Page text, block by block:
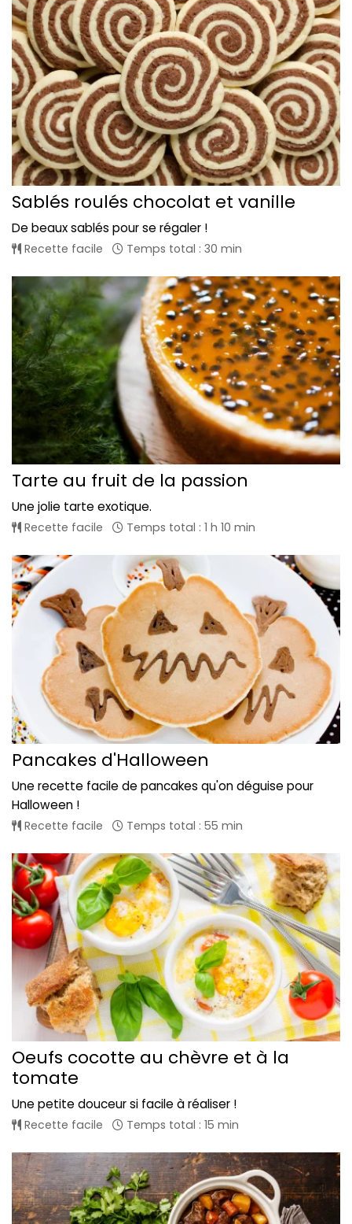
Sablés roulés chocolat et vanille
De beaux sablés pour se régaler !
Recette facile Temps total : 30 min
Tarte au fruit de la passion
Une jolie tarte exotique.
Recette facile Temps total : 1 h 10 min
Pancakes d'Halloween
Une recette facile de pancakes qu'on déguise pour
Halloween !
Recette facile Temps total : 55 min
Oeufs cocotte au chèvre et à la
tomate
Une petite douceur si facile à réaliser !
Recette facile Temps total : 15 min